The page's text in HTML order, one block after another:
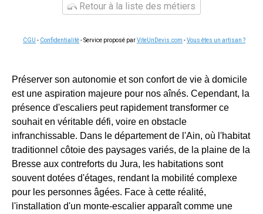
Retour à la liste des métiers
CGU - Confidentialité- Service proposé parViteUnDevis.com -Vous êtes un artisan ?
Préserver son autonomie et son confort de vie à domicile
est une aspiration majeure pour nos aînés. Cependant, la
présence d'escaliers peut rapidement transformer ce
souhait en véritable défi, voire en obstacle
infranchissable. Dans le département de l'Ain, où l'habitat
traditionnel côtoie des paysages variés, de la plaine de la
Bresse aux contreforts du Jura, les habitations sont
souvent dotées d'étages, rendant la mobilité complexe
pour les personnes âgées. Face à cette réalité,
l'installation d'un monte-escalier apparaît comme une